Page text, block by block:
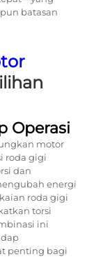
batasan
Operasi
motor
roda gigi
dan
energi
roda gigi
torsi
ini
penting bagi